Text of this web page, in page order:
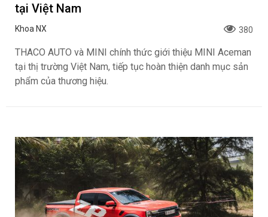
tại Việt Nam
Khoa NX 380
THACO AUTO và MINI chính thức giới thiệu MINI Aceman
tại thị trường Việt Nam, tiếp tục hoàn thiện danh mục sản
phẩm của thương hiệu.